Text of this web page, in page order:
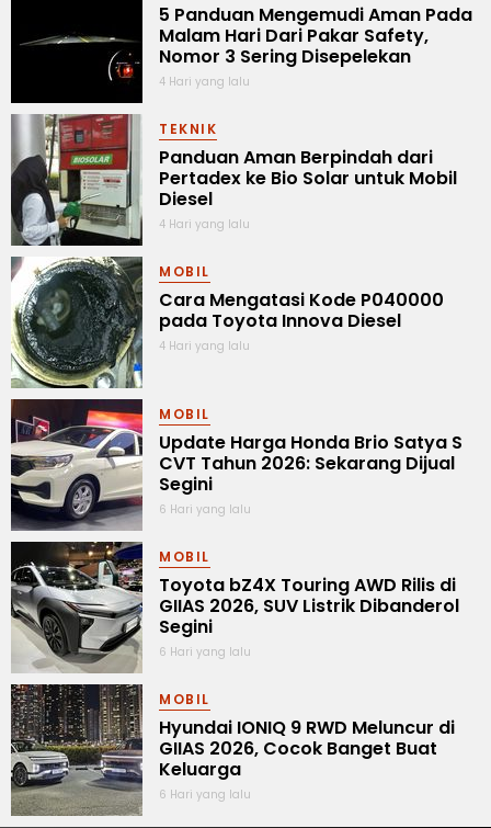
5 Panduan Mengemudi Aman Pada
Malam Hari Dari Pakar Safety,
Nomor 3 Sering Disepelekan
4 Hari yang lalu
TEKNIK
Panduan Aman Berpindah dari
Pertadex ke Bio Solar untuk Mobil
Diesel
4 Hari yang lalu
MOBIL
Cara Mengatasi Kode P040000
pada Toyota Innova Diesel
4 Hari yang lalu
MOBIL
Update Harga Honda Brio Satya S
CVT Tahun 2026: Sekarang Dijual
Segini
6 Hari yang lalu
MOBIL
Toyota bZ4X Touring AWD Rilis di
GIIAS 2026, SUV Listrik Dibanderol
Segini
6 Hari yang lalu
MOBIL
Hyundai IONIQ 9 RWD Meluncur di
GIIAS 2026, Cocok Banget Buat
Keluarga
6 Hari yang lalu